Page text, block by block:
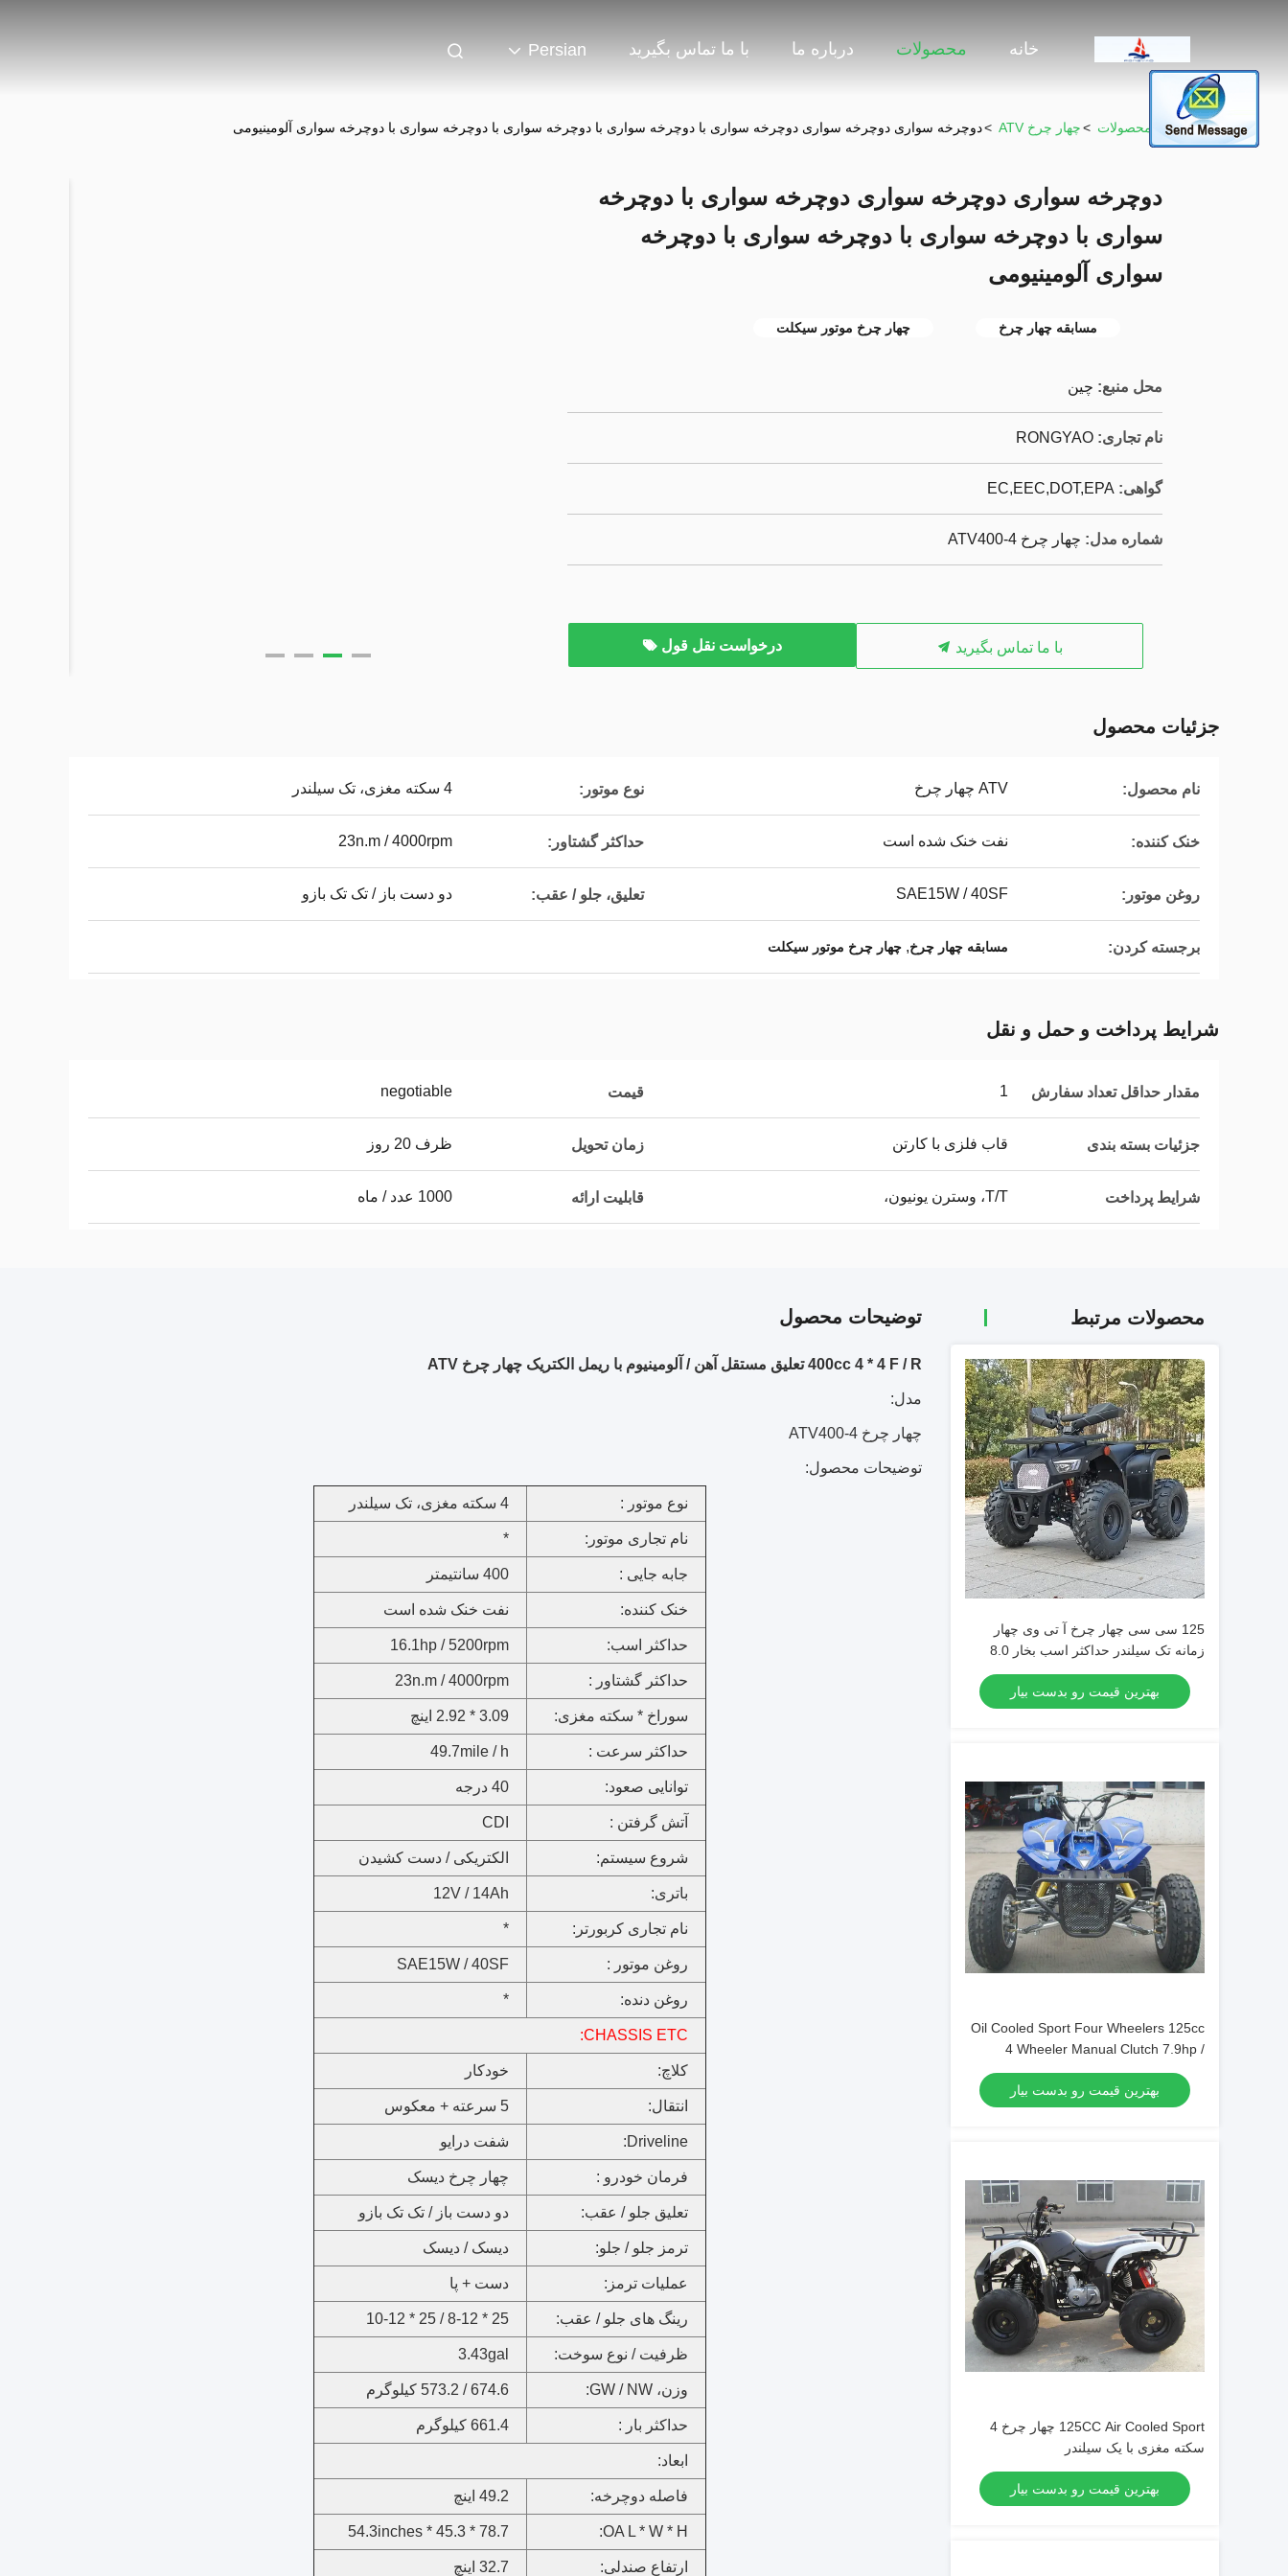
خانه محصولات درباره ما با ما تماس بگیرید Persian
خونه محصولات >چهار چرخ ATV >دوچرخه سواری دوچرخه سواری دوچرخه سواری با دوچرخه سواری با دوچرخه سواری با دوچرخه سواری با دوچرخه سواری آلومینیومی
دوچرخه سواری دوچرخه سواری دوچرخه سواری با دوچرخه
سواری با دوچرخه سواری با دوچرخه سواری با دوچرخه
سواری آلومینیومی
مسابقه چهار چرخ چهار چرخ موتور سیکلت
محل منبع: چين
نام تجاری: RONGYAO
گواهی: EC,EEC,DOT,EPA
شماره مدل: چهار چرخ ATV400-4
با ما تماس بگیرید درخواست نقل قول
جزئیات محصول
نام محصول: ATV چهار چرخ نوع موتور: 4 سکته مغزی، تک سیلندر
خنک کننده: نفت خنک شده است حداکثر گشتاور: 23n.m / 4000rpm
روغن موتور: SAE15W / 40SF تعلیق، جلو / عقب: دو دست باز / تک تک بازو
برجسته کردن: مسابقه چهار چرخ, چهار چرخ موتور سیکلت
شرایط پرداخت و حمل و نقل
مقدار حداقل تعداد سفارش 1 قیمت negotiable
جزئیات بسته بندی قاب فلزی با کارتن زمان تحویل ظرف 20 روز
شرایط پرداخت T/T، وسترن یونیون، قابلیت ارائه 1000 عدد / ماه
محصولات مرتبط
125 سی سی چهار چرخ آ تی وی چهار
زمانه تک سیلندر حداکثر اسب بخار 8.0
کیلو وات 9500r/min
بهترین قیمت رو بدست بیار
Oil Cooled Sport Four Wheelers 125cc
4 Wheeler Manual Clutch 7.9hp /
7000rpm
بهترین قیمت رو بدست بیار
125CC Air Cooled Sport چهار چرخ 4
سکته مغزی با یک سیلندر
بهترین قیمت رو بدست بیار
توضیحات محصول
400cc 4 * 4 F / R تعلیق مستقل آهن / آلومینیوم با ریمل الکتریک چهار چرخ ATV
مدل:
چهار چرخ ATV400-4
توضیحات محصول:
نوع موتور : 4 سکته مغزی، تک سیلندر
نام تجاری موتور: *
جابه جایی : 400 سانتیمتر
خنک کننده: نفت خنک شده است
حداکثر اسب: 16.1hp / 5200rpm
حداکثر گشتاور : 23n.m / 4000rpm
سوراخ * سکته مغزی: 3.09 * 2.92 اینچ
حداکثر سرعت : 49.7mile / h
توانایی صعود: 40 درجه
آتش گرفتن : CDI
شروع سیستم: الکتریکی / دست کشیدن
باتری: 12V / 14Ah
نام تجاری کربورتر: *
روغن موتور : SAE15W / 40SF
روغن دنده: *
CHASSIS ETC:
کلاچ: خودکار
انتقال: 5 سرعته + معکوس
Driveline: شفت درایو
فرمان خودرو : چهار چرخ دیسک
تعلیق جلو / عقب: دو دست باز / تک تک بازو
ترمز جلو / جلو: دیسک / دیسک
عملیات ترمز: دست + پا
رینگ های جلو / عقب: 25 * 8-12 / 25 * 10-12
ظرفیت / نوع سوخت: 3.43gal
وزن، GW / NW: 674.6 / 573.2 کیلوگرم
حداکثر بار : 661.4 کیلوگرم
ابعاد:
فاصله دوچرخه: 49.2 اینچ
OA L * W * H:
78.7 * 45.3 * 54.3inches
ارتفاع صندلی: 32.7 اینچ